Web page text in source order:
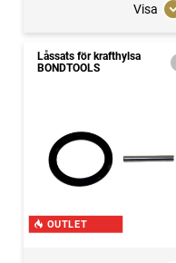
Visa
Låssats för krafthylsa
BONDTOOLS
OUTLET